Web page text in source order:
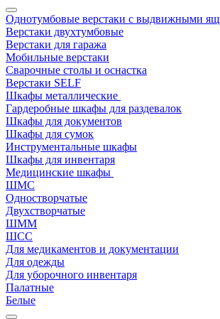
Однотумбовые верстаки с выдвижными
Верстаки двухтумбовые
Верстаки для гаража
Мобильные верстаки
Сварочные столы и оснастка
Верстаки SELF
Шкафы металлические
Гардеробные шкафы для раздевалок
Шкафы для документов
Шкафы для сумок
Инструментальные шкафы
Шкафы для инвентаря
Медицинские шкафы
ШМС
Одностворчатые
Двухстворчатые
ШММ
ШСС
Для медикаментов и документации
Для одежды
Для уборочного инвентаря
Палатные
Белые